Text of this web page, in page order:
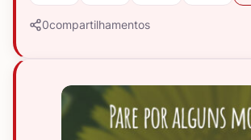
0compartilhamentos